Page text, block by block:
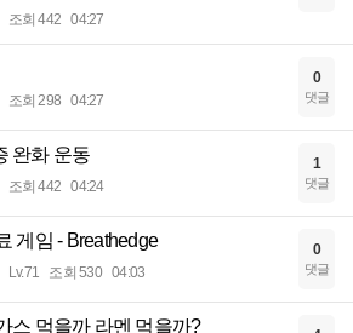
조회 442 04:27
조회 298 04:27
0
댓글
완화 운동
조회 442 04:24
1
댓글
게임 - Breathedge
Lv.71 조회 530 04:03
0
댓글
스 먹을까 라멘 먹을까?